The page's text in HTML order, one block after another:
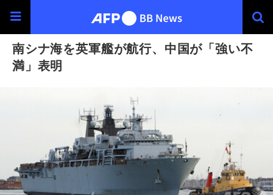
南シナ海を英軍艦が航行、中国が「強い不
満」表明